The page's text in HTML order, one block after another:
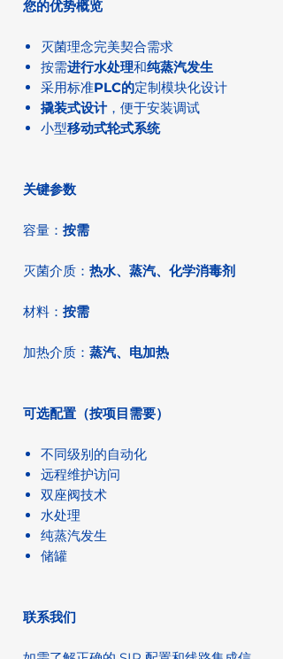
您的优势概览
灭菌理念完美契合需求
按需进行水处理和纯蒸汽发生
采用标准PLC的定制模块化设计
撬装式设计，便于安装调试
小型移动式轮式系统
关键参数
容量： 按需
灭菌介质： 热水、蒸汽、化学消毒剂
材料： 按需
加热介质： 蒸汽、电加热
可选配置（按项目需要）
不同级别的自动化
远程维护访问
双座阀技术
水处理
纯蒸汽发生
储罐
联系我们